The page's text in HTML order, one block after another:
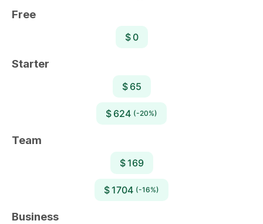
Free
$ 0
Starter
$ 65
$ 624 (-20%)
Team
$ 169
$ 1704 (-16%)
Business